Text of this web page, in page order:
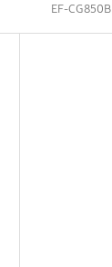
EF-CG850B